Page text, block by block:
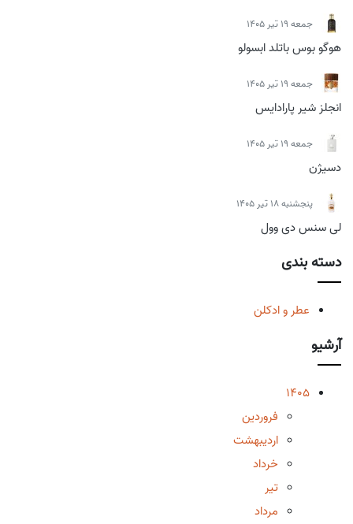
جمعه 19 تیر 1405
هوگو بوس باتلد ابسولو
جمعه 19 تیر 1405
انجلز شیر پارادایس
جمعه 19 تیر 1405
دسیژن
پنجشنبه 18 تیر 1405
لی سنس دی وول
دسته بندی
عطر و ادکلن
آرشیو
1405
فروردین
اردیبهشت
خرداد
تیر
مرداد